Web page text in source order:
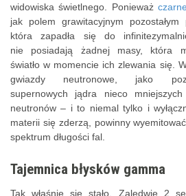
widowiska świetlnego. Ponieważ
jak polem grawitacyjnym pozostałym
która zapadła się do
nie posiadają żadnej masy, która
światło w momencie ich zlewania się.
gwiazdy neutronowe, jako
supernowych jądra nieco
neutronów – i to niemal tylko i
materii się zderzą, powinny
spektrum długości fal.
Tajemnica błysków gamma
Tak właśnie się stało. Zaledwie 2